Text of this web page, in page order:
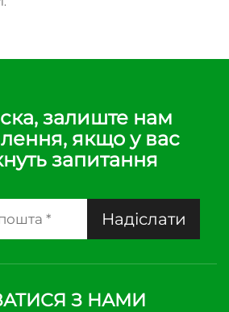
залиште нам
якщо у вас
запитання
Надіслати
З НАМИ